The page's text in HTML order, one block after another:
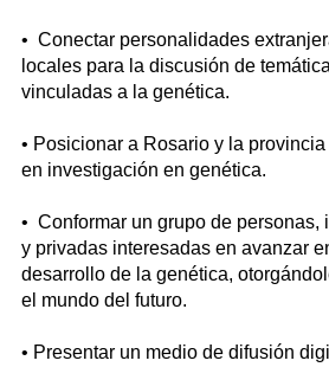
• Conectar personalidades
locales para la discusión de
vinculadas a la genética.
• Posicionar a Rosario y la
en investigación en genética.
• Conformar un grupo de personas,
y privadas interesadas en avanzar
desarrollo de la genética,
el mundo del futuro.
• Presentar un medio de difusión